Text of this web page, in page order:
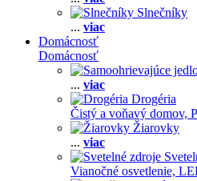
Slnečníky
... viac
Domácnosť
Domácnosť
... viac
Drogéria
Čistý a voňavý domov,
Žiarovky
... viac
Vianočné osvetlenie,